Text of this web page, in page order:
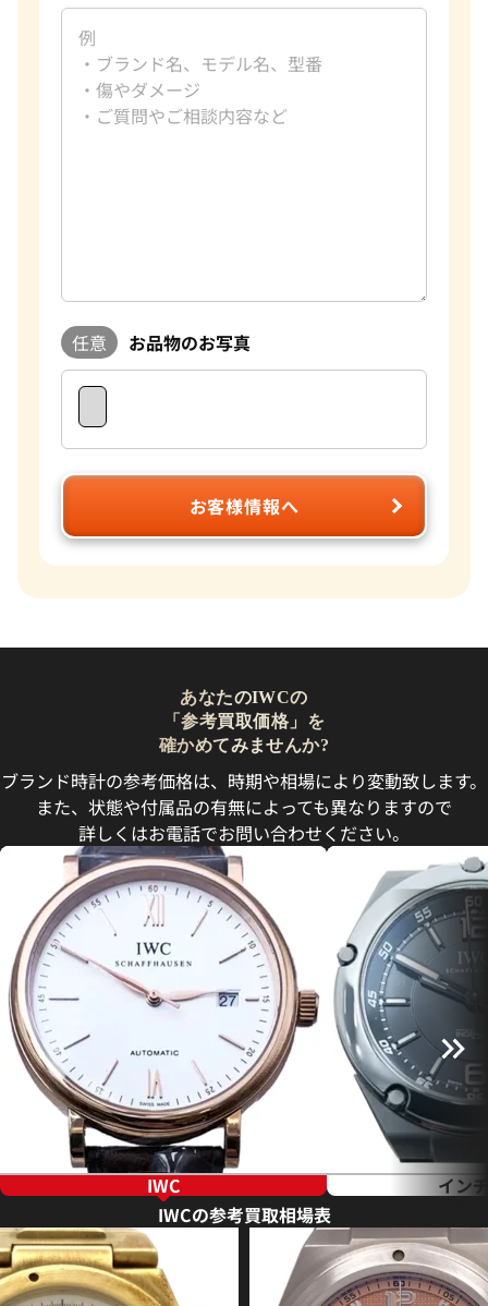
任意 お品物のお写真
お客様情報へ
あなたのIWCの
「参考買取価格」を
確かめてみませんか?
ブランド時計の参考価格は、時期や相場により変動致します。
また、状態や付属品の有無によっても異なりますので
詳しくはお電話でお問い合わせください。
IWC
イン
IWCの参考買取相場表